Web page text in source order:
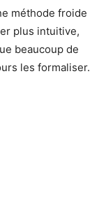
méthode froide
plus intuitive,
beaucoup de
les formaliser.